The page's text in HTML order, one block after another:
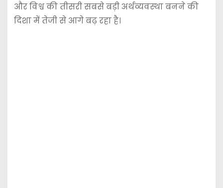
और विश्व की तीसरी सबसे बड़ी अर्थव्यवस्था बनने की
दिशा में तेजी से आगे बढ़ रहा है।